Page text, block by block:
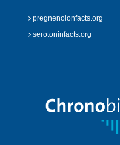
pregnenolonfacts.org
serotoninfacts.org